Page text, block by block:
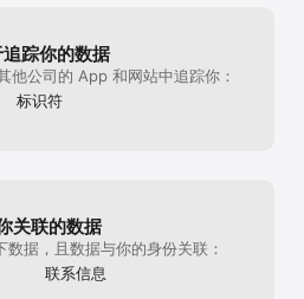
用无忧。音乐、
封面模板一应俱
用到处找资源，也
日常vlog、美食探
直接翻倍。导出
，无水印、无广
视频剪辑也稳定
追踪你的数据
他公司的 App 和网站中追踪你：
标识符
关联的数据
据，且数据与你的身份关联：
联系信息